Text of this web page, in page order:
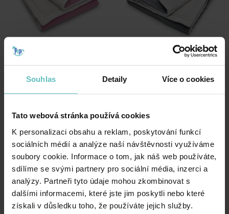
Souhlas Detaily Více o cookies
Tato webová stránka používá cookies
K personalizaci obsahu a reklam, poskytování funkcí
sociálních médií a analýze naší návštěvnosti využíváme
soubory cookie. Informace o tom, jak náš web používáte,
sdílíme se svými partnery pro sociální média, inzerci a
analýzy. Partneři tyto údaje mohou zkombinovat s
dalšími informacemi, které jste jim poskytli nebo které
získali v důsledku toho, že používáte jejich služby.
Oboustranná deka 75×100 z
bavlny – Pink
735.00Kč
Oboustranná deka 75×100 z
bavlny – Grey